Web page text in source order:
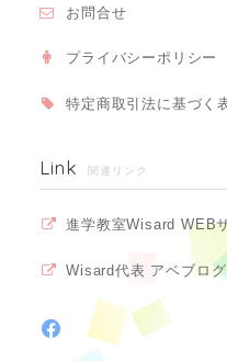
お問合せ
プライバシーポリシー
特定商取引法に基づく
Link 関連リンク
進学教室Wisard WEB
Wisard代表 アベブログ